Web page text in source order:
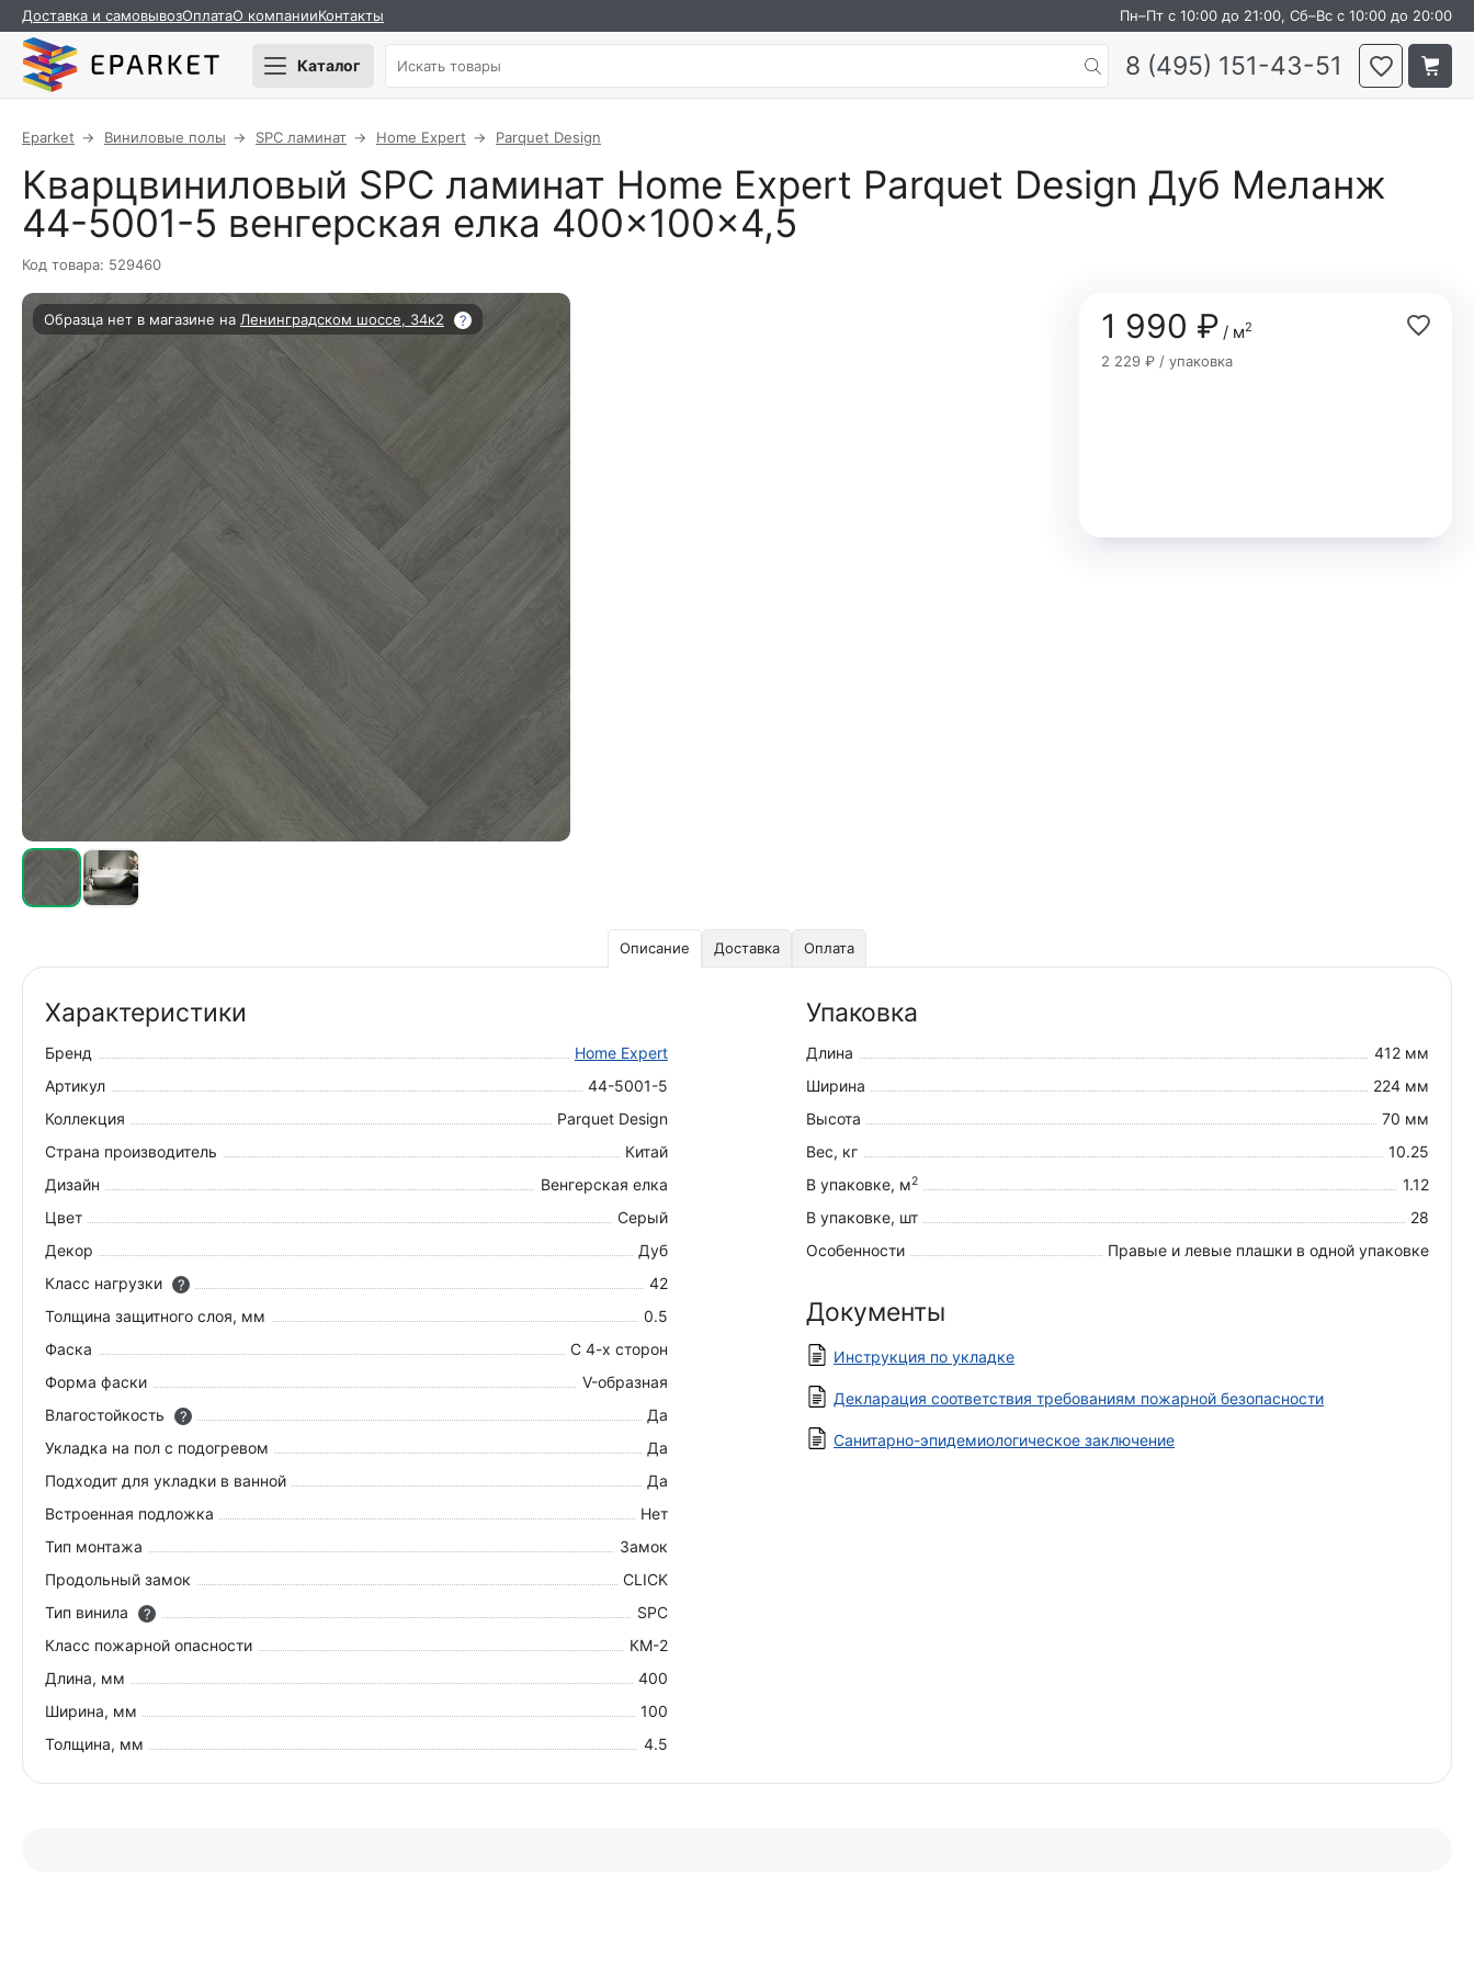
Доставка и самовывозОплатаО компанииКонтакты Пн–Пт с 10:00 до 21:00, Сб–Вс с 10:00 до 20:00
Каталог 8 (495) 151-43-51
Eparket Виниловые полы SPC ламинат Home Expert Parquet Design
Кварцвиниловый SPC ламинат Home Expert Parquet Design Дуб Меланж
44-5001-5 венгерская елка 400×100×4,5
Код товара: 529460
Образца нет в магазине на Ленинградском шоссе, 34к2 ? 1 990 ₽/ м2
2 229 ₽ / упаковка
Описание Доставка Оплата
Характеристики
Бренд
Home Expert
Артикул
44-5001-5
Коллекция
Parquet Design
Страна производитель
Китай
Дизайн
Венгерская елка
Цвет
Серый
Декор
Дуб
Класс нагрузки
?
42
Толщина защитного слоя, мм
0.5
Фаска
С 4-х сторон
Форма фаски
V-образная
Влагостойкость
?
Да
Укладка на пол c подогревом
Да
Подходит для укладки в ванной
Да
Встроенная подложка
Нет
Тип монтажа
Замок
Продольный замок
CLICK
Тип винила
?
SPC
Класс пожарной опасности
КМ-2
Длина, мм
400
Ширина, мм
100
Толщина, мм
4.5
Упаковка
Длина
412 мм
Ширина
224 мм
Высота
70 мм
Вес, кг
10.25
В упаковке, м2
1.12
В упаковке, шт
28
Особенности
Правые и левые плашки в одной упаковке
Документы
Инструкция по укладке
Декларация соответствия требованиям пожарной безопасности
Санитарно-эпидемиологическое заключение